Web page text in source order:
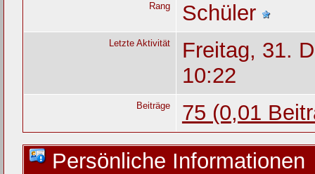
Rang Schüler
Letzte Aktivität
Freitag, 31.
10:22
Beiträge
75 (0,01
Persönliche Informationen